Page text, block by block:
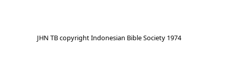
JHN TB copyright Indonesian Bible Society 1974